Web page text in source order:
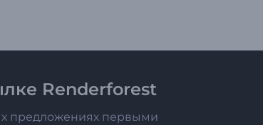
Renderforest
предложениях первыми